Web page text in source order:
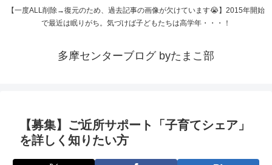
【一度ALL削除→復元のため、過去記事の画像が欠けています😭】2015年開始
で最近は眠りがち。気づけば子どもたちは高学年・・・！
多摩センターブログ byたまこ部
【募集】ご近所サポート「子育てシェア」
を詳しく知りたい方